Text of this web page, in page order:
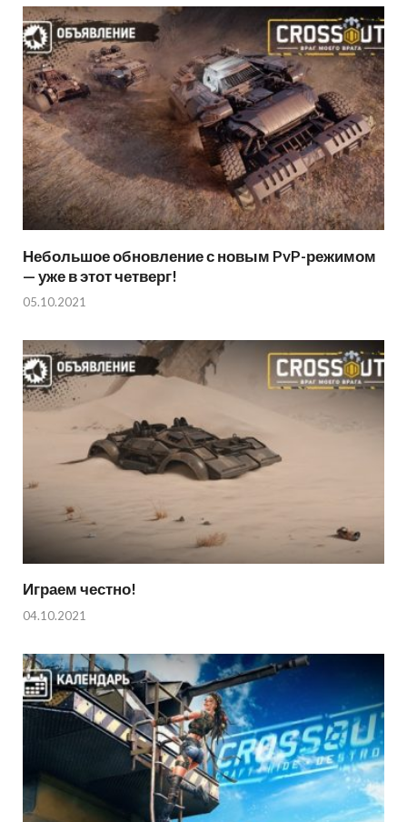
Небольшое обновление с новым PvP-режимом
— уже в этот четверг!
05.10.2021
Играем честно!
04.10.2021